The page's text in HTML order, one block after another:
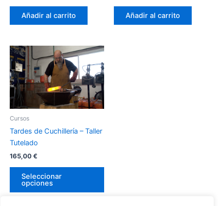
Añadir al carrito Añadir al carrito
Cursos
Tardes de Cuchillería – Taller
Tutelado
165,00€
Seleccionar
opciones
Este
producto
tiene
múltiples
Las
en
página